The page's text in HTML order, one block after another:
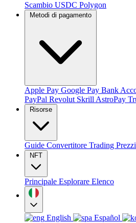
Scambio USDC Polygon
Metodi di pagamento
Apple Pay Google Pay Bank
PayPal Revolut Skrill AstroPay
Risorse
Guide Convertitore Trading Prezzi
NFT
Principale Esplorare Elenco
English Español